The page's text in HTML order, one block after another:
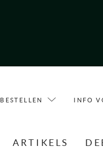
BESTELLEN INFO
ARTIKELS